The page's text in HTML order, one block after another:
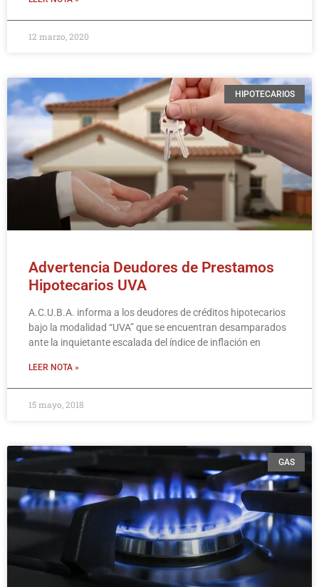
12 marzo, 2020
HIPOTECARIOS
Advertencia Deudores de Prestamos
Hipotecarios UVA
A.C.U.B.A. informa a los deudores de créditos hipotecarios
bajo la modalidad “UVA” que se encuentran desamparados
ante la inquietante escalada del índice de inflación en
LEER NOTA »
15 mayo, 2018
GAS